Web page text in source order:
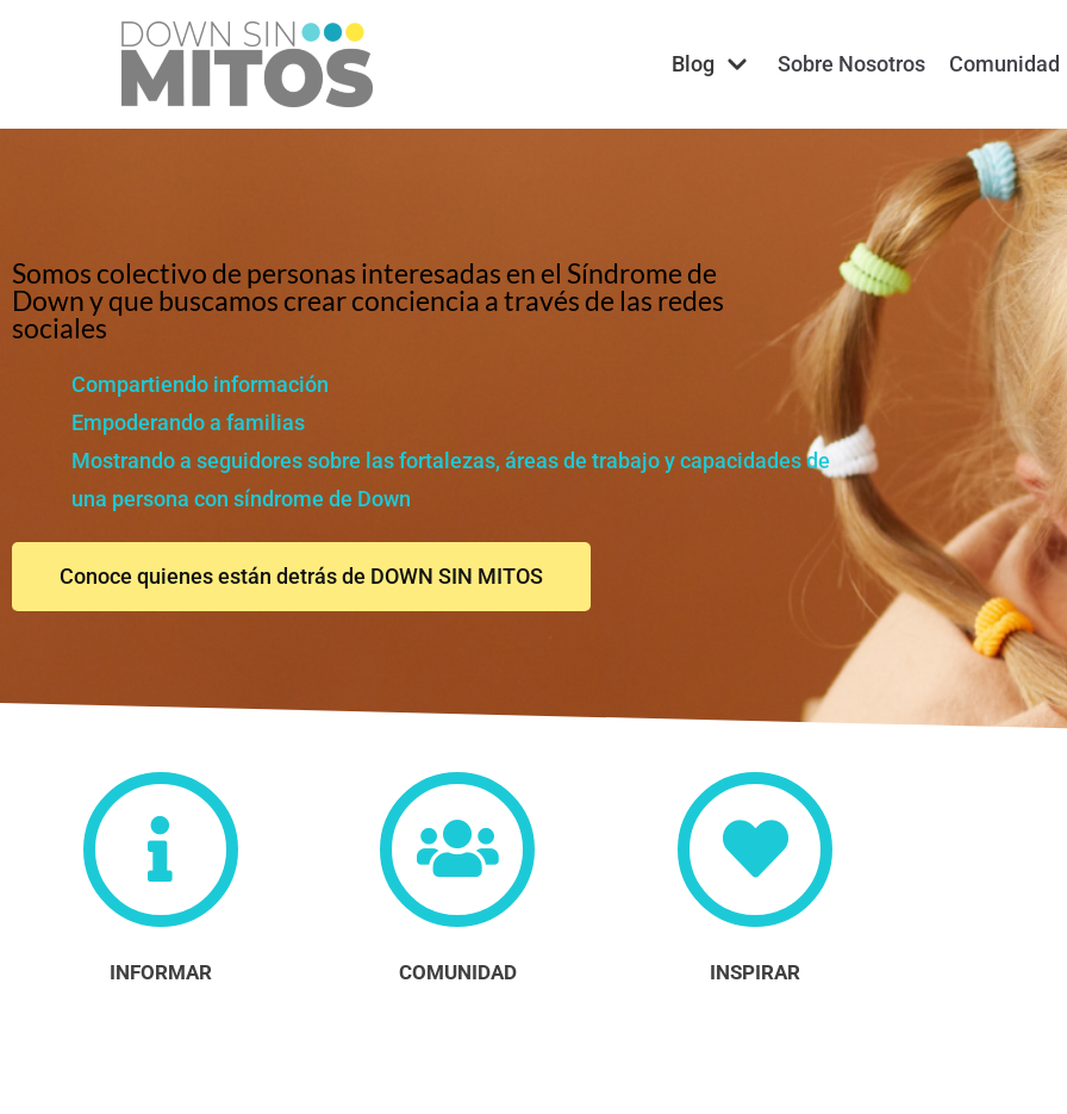
Blog Sobre Nosotros Comunidad
Somos colectivo de personas interesadas en el Síndrome de
Down y que buscamos crear conciencia a través de las redes
sociales
Compartiendo información
Empoderando a familias
Mostrando a seguidores sobre las fortalezas, áreas de trabajo y capacidades de
una persona con síndrome de Down
Conoce quienes están detrás de DOWN SIN MITOS
INFORMAR COMUNIDAD INSPIRAR